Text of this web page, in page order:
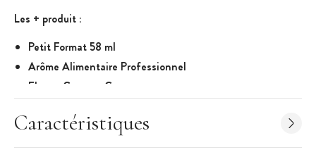
Les + produit :
Petit Format 58 ml
Arôme Alimentaire Professionnel
Flacon Compte-Gouttes
Caractéristiques de l'Arôme Alimentaire :
Arôme Alimentaire Professionnel
Saveur : Poire Amande
Caractéristiques